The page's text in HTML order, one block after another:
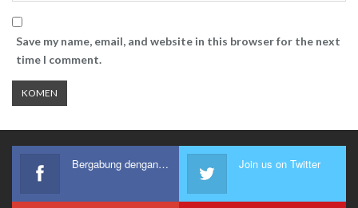
Save my name, email, and website in this browser for the next
time I comment.
Bergabung dengan kami Join us on Twitter